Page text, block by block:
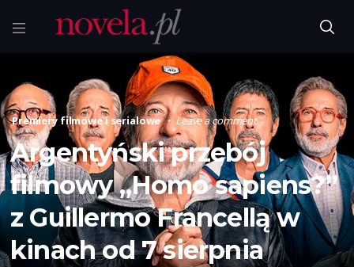
Premiery filmowe i serialowe Leave a comment
Argentyński przebój
filmowy „Homo sapiens?”
z Guillermo Francellą w
kinach od 7 sierpnia